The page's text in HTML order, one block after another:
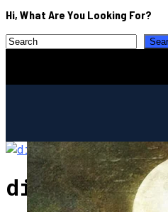
Hi, What Are You Looking For?